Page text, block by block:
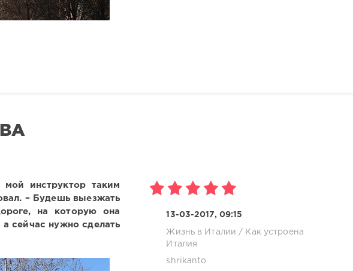
13-03-2017, 09:15
Жизнь в Италии / Как устроена
Италия
shrikanto
инструктор таким
– Будешь выезжать
на которую она
сейчас нужно сделать